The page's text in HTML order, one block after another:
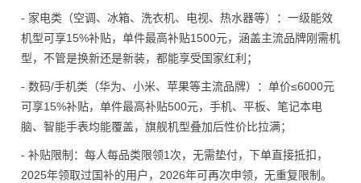
- 家电类（空调、冰箱、洗衣机、电视、热水器等）：一级能效
机型可享15%补贴，单件最高补贴1500元，涵盖主流品牌刚需机
型，不管是换新还是新装，都能享受国家红利；
- 数码/手机类（华为、小米、苹果等主流品牌）：单价≤6000元
可享15%补贴，单件最高补贴500元，手机、平板、笔记本电
脑、智能手表均能覆盖，旗舰机型叠加后性价比拉满；
- 补贴限制：每人每品类限领1次，无需垫付，下单直接抵扣，
2025年领取过国补的用户，2026年可再次申领，无重复限制。